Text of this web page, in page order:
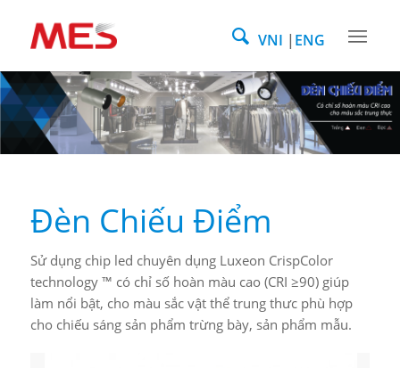
VNI ENG
Đèn Chiếu Điểm
Sử dụng chip led chuyên dụng Luxeon CrispColor
technology ™ có chỉ số hoàn màu cao (CRI ≥90) giúp
làm nổi bật, cho màu sắc vật thể trung thưc phù hợp
cho chiếu sáng sản phẩm trừng bày, sản phẩm mẫu.